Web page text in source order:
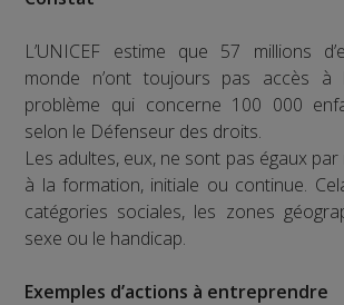
L’UNICEF estime que 57 millions
monde n’ont toujours pas accès à
problème qui concerne 100 000
selon le Défenseur des droits.
Les adultes, eux, ne sont pas égaux par
à la formation, initiale ou continue.
catégories sociales, les zones
sexe ou le handicap.
Exemples d’actions à entreprendre